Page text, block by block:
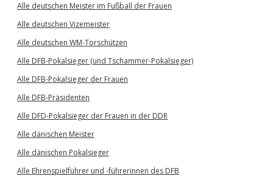
Alle deutschen Meister im Fußball der Frauen
Alle deutschen Vizemeister
Alle deutschen WM-Torschützen
Alle DFB-Pokalsieger (und Tschammer-Pokalsieger)
Alle DFB-Pokalsieger der Frauen
Alle DFB-Präsidenten
Alle DFD-Pokalsieger der Frauen in der DDR
Alle dänischen Meister
Alle dänischen Pokalsieger
Alle Ehrenspielführer und -führerinnen des DFB